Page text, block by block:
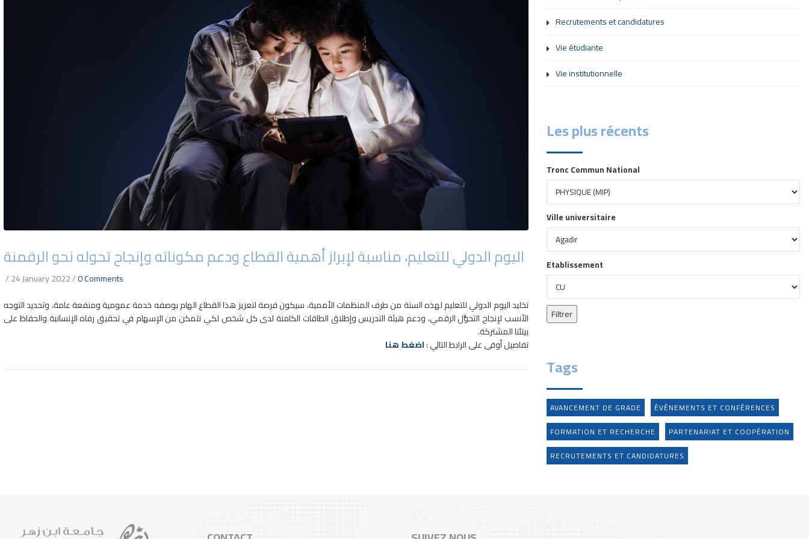
اليوم الدولي للتعليم، مناسبة لإبراز أهمية القطاع ودعم مكوناته وإنجاح تحوله نحو الرقمنة
/24 January 2022/0 Comments
تخليد اليوم الدولي للتعليم لهذه السنة من طرف المنظمات الأممية، سيكون فرصة لتعزيز هذا القطاع الهام بوصفه خدمة عمومية ومنفعة عامة، وتحديد التوجه
الأنسب لإنجاح التحوُّل الرقمي، ودعم هيئة التدريس وإطلاق الطاقات الكامنة لدى كل شخص لكي نتمكن من الإسهام في تحقيق رفاه الإنسانية والحفاظ على
بيتئنا المشتركة.
تفاصيل أوفى على الرابط التالي :اضغط هنا
Recrutements et candidatures
Vie étudiante
Vie institutionnelle
Les plus récents
Tronc Commun National
Ville universitaire
Etablissement
Tags
AVANCEMENT DE GRADE
ÉVÉNEMENTS ET CONFÉRENCES
FORMATION ET RECHERCHE
PARTENARIAT ET COOPÉRATION
RECRUTEMENTS ET CANDIDATURES